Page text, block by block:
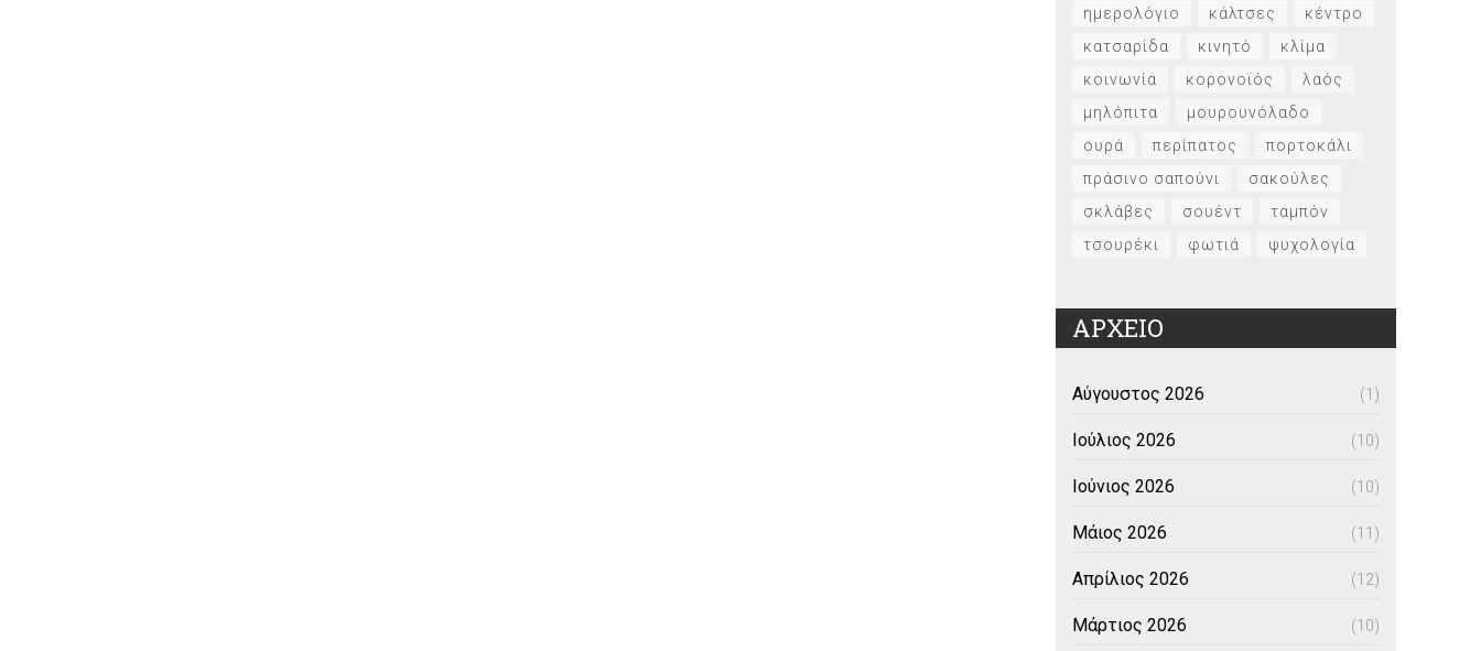
ημερολόγιο
κάλτσες
κέντρο
κατσαρίδα
κινητό
κλίμα
κοινωνία
κορονοϊός
λαός
μηλόπιτα
μουρουνόλαδο
ουρά
περίπατος
πορτοκάλι
πράσινο σαπούνι
σακούλες
σκλάβες
σουέντ
ταμπόν
τσουρέκι
φωτιά ψυχολογία
ΑΡΧΕΙΟ
Αύγουστος 2026 (1)
Ιούλιος 2026 (10)
Ιούνιος 2026 (10)
Μάιος 2026 (11)
Απρίλιος 2026 (12)
Μάρτιος 2026 (10)